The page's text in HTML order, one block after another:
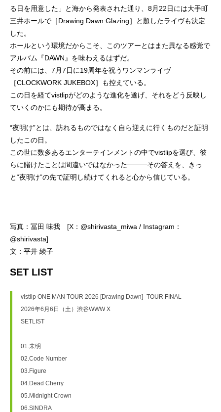
る日を用意した」と海から発表された通り、8月22日には大手町
三井ホールで［Drawing Dawn:Glazing］と題したライヴも決定
した。
ホールという環境だからこそ、このツアーとはまた異なる感覚で
アルバム『DAWN』を味わえるはずだ。
その前には、7月7日に19周年を祝うワンマンライヴ
［CLOCKWORK JUKEBOX］も控えている。
この日を経てvistlipがどのような進化を遂げ、それをどう反映し
ていくのかにも期待が高まる。
“夜明け”とは、訪れるものではなく自ら迎えに行くものだと証明
したこの日。
この世に数多あるエンターテインメントの中でvistlipを選び、彼
らに賭けたことは間違いではなかった────その答えを、きっ
と“夜明け”の先で証明し続けてくれると心から信じている。
写真：冨田 味我 [X：@shirivasta_miwa / Instagram：
@shirivasta]
文：平井 綾子
SET LIST
vistlip ONE MAN TOUR 2026 [Drawing Dawn] -TOUR FINAL-
2026年6月6日（土）渋谷WWW X
SETLIST
01.未明
02.Code Number
03.Figure
04.Dead Cherry
05.Midnight Crown
06.SINDRA